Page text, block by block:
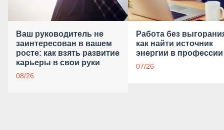
Ваш руководитель не
заинтересован в вашем
росте: как взять развитие
карьеры в свои руки
08/26
Работа без
как найти источник
энергии в профессии
07/26